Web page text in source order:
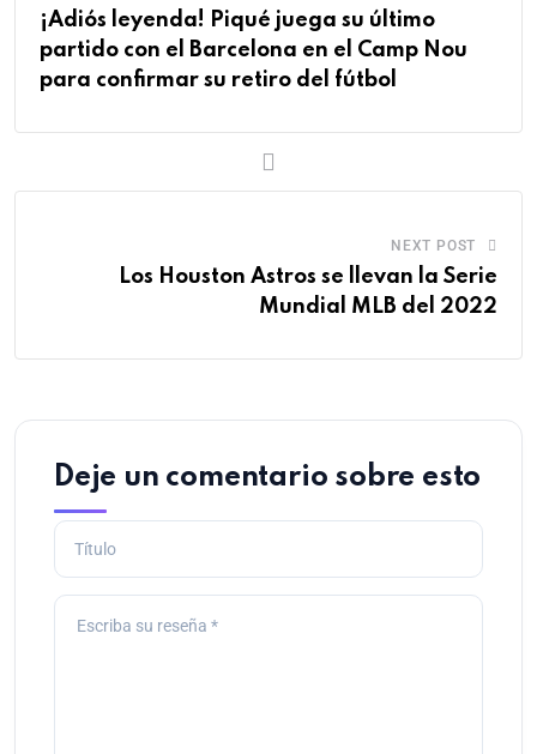
¡Adiós leyenda! Piqué juega su último
partido con el Barcelona en el Camp Nou
para confirmar su retiro del fútbol
NEXT POST
Los Houston Astros se llevan la Serie
Mundial MLB del 2022
Deje un comentario sobre esto